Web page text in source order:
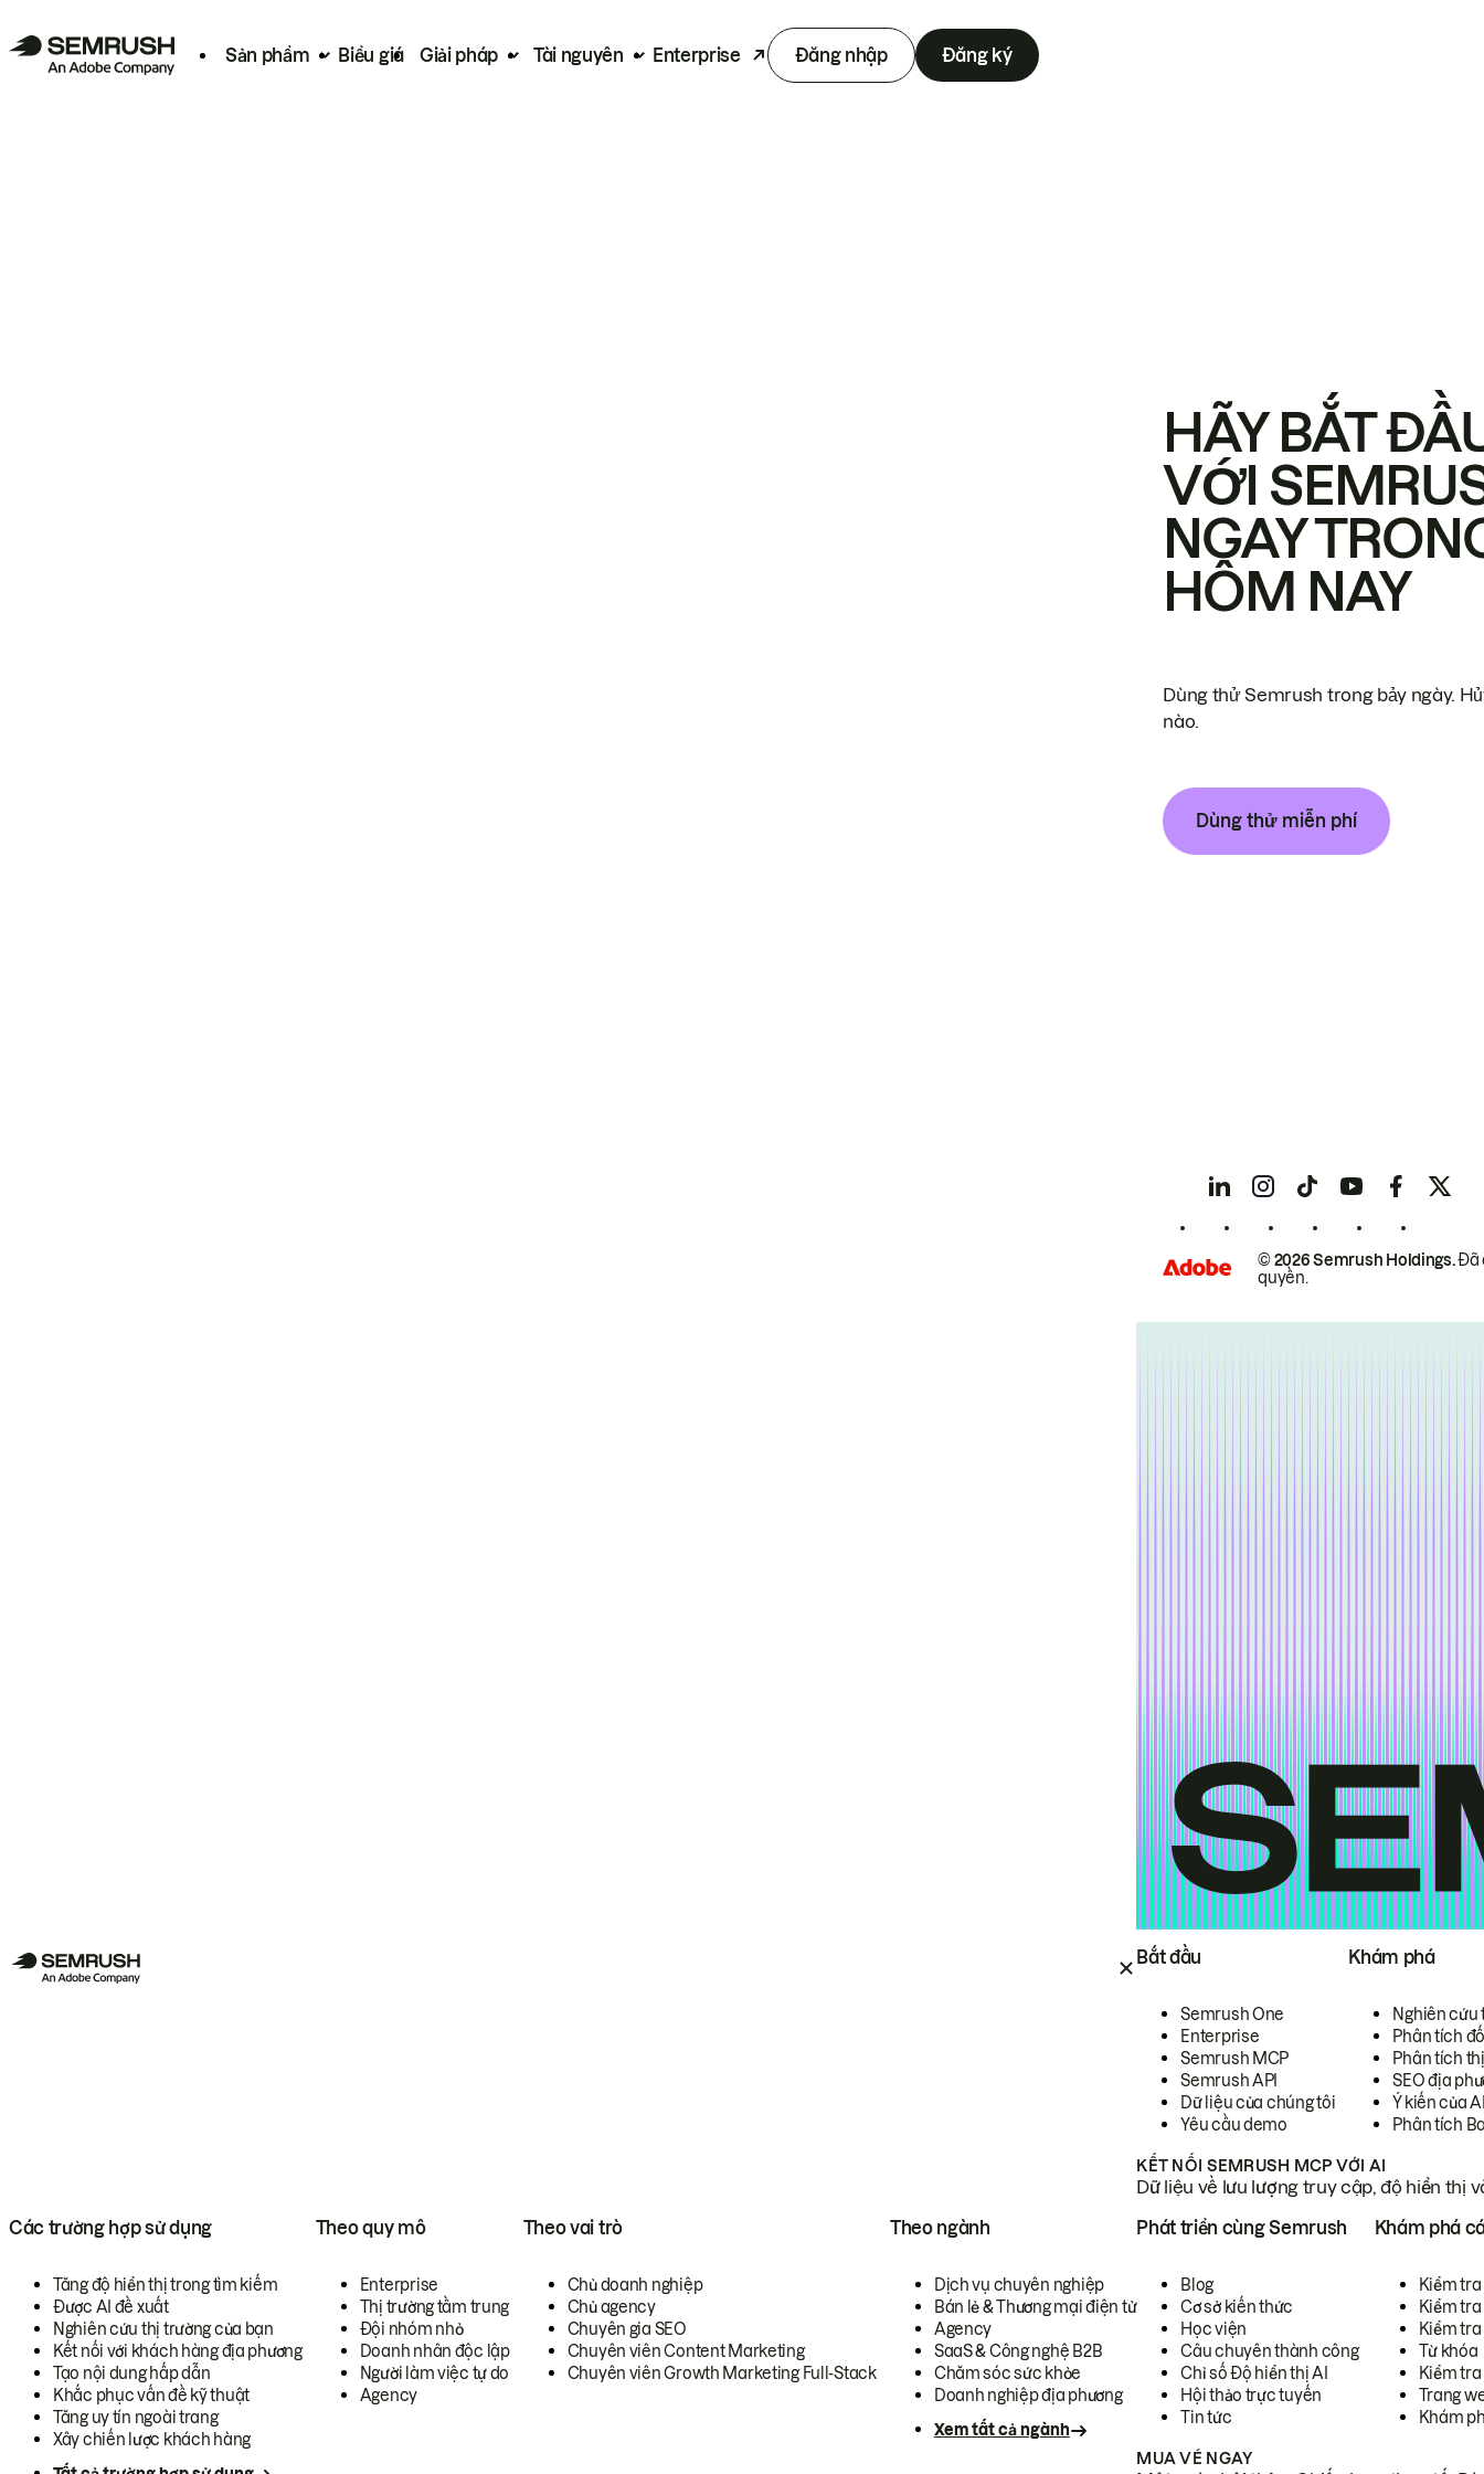
Sản phẩm Biểu giá Giải pháp Tài nguyên Enterprise Đăng nhập Đăng ký
Bắt đầu
Semrush One
Enterprise
Semrush MCP
Semrush API
Dữ liệu của chúng tôi
Yêu cầu demo
Khám phá
Nghiên cứu
Phân tích
Phân tích
SEO địa
Ý kiến của
Phân tích
KẾT NỐI SEMRUSH MCP VỚI AI
Dữ liệu về lưu lượng truy cập, độ hiển thị
Các trường hợp sử dụng
Tăng độ hiển thị trong tìm kiếm
Được AI đề xuất
Nghiên cứu thị trường của bạn
Kết nối với khách hàng địa phương
Tạo nội dung hấp dẫn
Khắc phục vấn đề kỹ thuật
Tăng uy tín ngoài trang
Xây chiến lược khách hàng
Theo quy mô
Enterprise
Thị trường tầm trung
Đội nhóm nhỏ
Doanh nhân độc lập
Người làm việc tự do
Agency
Theo vai trò
Chủ doanh nghiệp
Chủ agency
Chuyên gia SEO
Chuyên viên Content Marketing
Chuyên viên Growth Marketing Full-Stack
Theo ngành
Dịch vụ chuyên nghiệp
Bán lẻ & Thương mại điện tử
Agency
SaaS & Công nghệ B2B
Chăm sóc sức khỏe
Doanh nghiệp địa phương
Xem tất cả ngành
Phát triển cùng Semrush
Blog
Cơ sở kiến thức
Học viện
Câu chuyên thành công
Chỉ số Độ hiển thị AI
Hội thảo trực tuyến
Tin tức
Khám phá
Kiểm
Kiểm tra
Kiểm
Từ khóa
Kiểm
Trang
Khám
MUA VÉ NGAY
HÃY BẮT
VỚI
NGAY
HÔM NAY
Dùng thử Semrush trong bảy ngày.
nào.
Dùng thử miễn phí
© 2026 Semrush Holdings.Đã
quyền.